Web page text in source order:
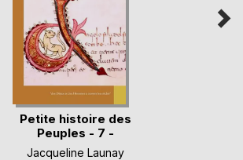
Petite histoire des
Peuples - 7 -
Jacqueline Launay